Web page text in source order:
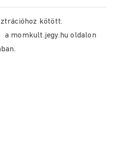
kötött.
a momkult.jegy.hu oldalon